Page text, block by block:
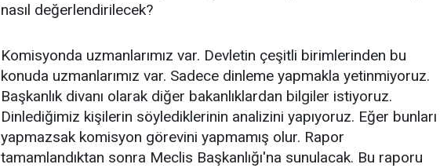
nasıl değerlendirilecek?
Komisyonda uzmanlarımız var. Devletin çeşitli birimlerinden bu
konuda uzmanlarımız var. Sadece dinleme yapmakla yetinmiyoruz.
Başkanlık divanı olarak diğer bakanlıklardan bilgiler istiyoruz.
Dinlediğimiz kişilerin söylediklerinin analizini yapıyoruz. Eğer bunları
yapmazsak komisyon görevini yapmamış olur. Rapor
tamamlandıktan sonra Meclis Başkanlığı'na sunulacak. Bu raporu